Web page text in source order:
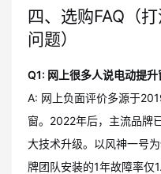
四、选购FAQ（
问题）
Q1: 网上很多人说电动提升
A: 网上负面评价多源于
窗。2022年后，主流品牌
大技术升级。以风神一号
牌团队安装的1年故障率仅